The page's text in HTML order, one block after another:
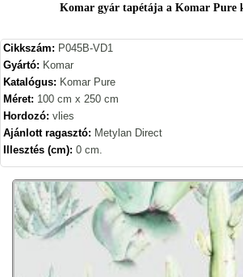
Komar gyár tapétája a Komar Pure
Cikkszám: P045B-VD1
Gyártó: Komar
Katalógus: Komar Pure
Méret: 100 cm x 250 cm
Hordozó: vlies
Ajánlott ragasztó: Metylan Direct
Illesztés (cm): 0 cm.